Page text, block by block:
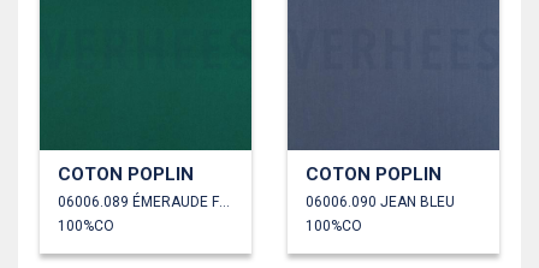
COTON POPLIN
06006.089 ÉMERAUDE FONCÉ
100%CO
COTON POPLIN
06006.090 JEAN BLEU
100%CO